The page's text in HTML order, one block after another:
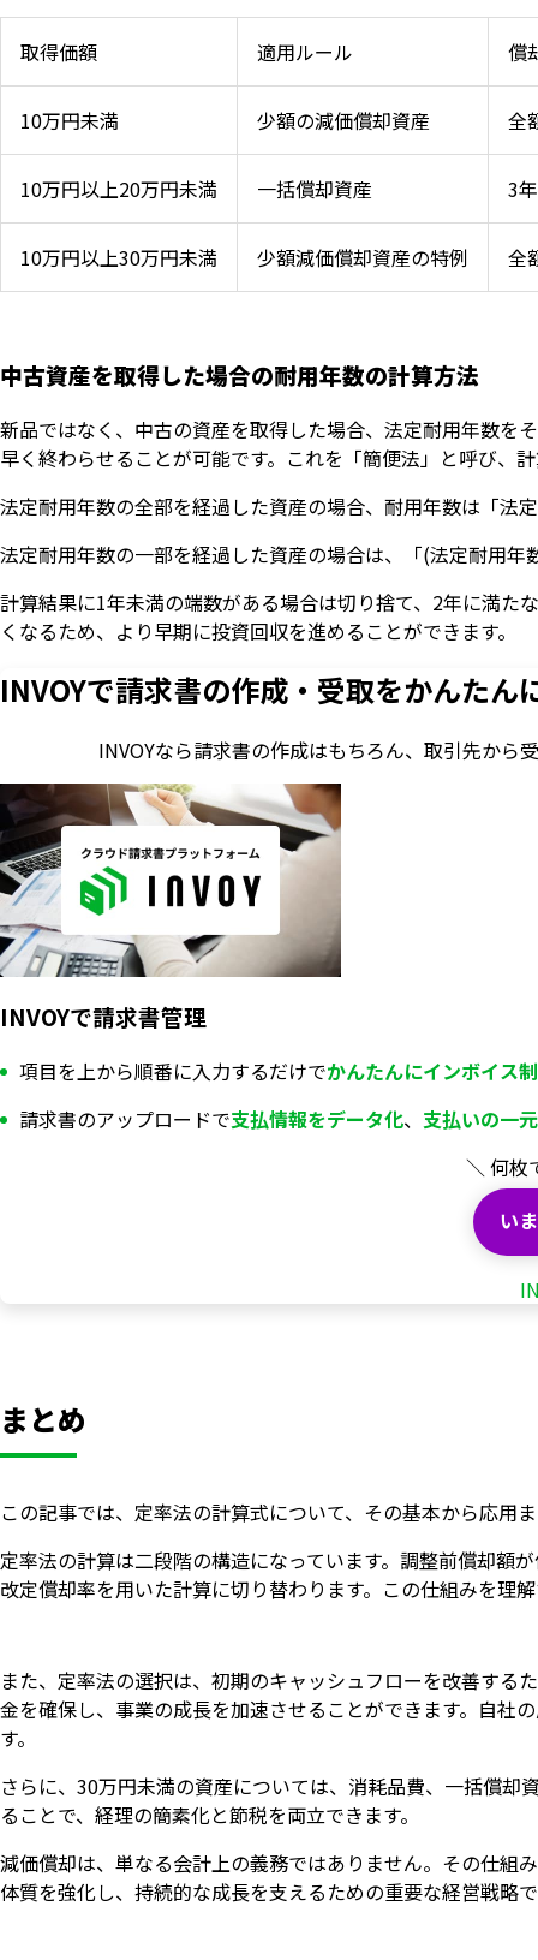
取得価額 適用ルール 償
10万円未満 少額の減価償却資産 全
10万円以上20万円未満 一括償却資産 3
10万円以上30万円未満 少額減価償却資産の特例 全
中古資産を取得した場合の耐用年数の計算方法
新品ではなく、中古の資産を取得した場合、法定耐用年数を
早く終わらせることが可能です。これを「簡便法」と呼び、
法定耐用年数の全部を経過した資産の場合、耐用年数は「法
法定耐用年数の一部を経過した資産の場合は、「(法定耐用
計算結果に1年未満の端数がある場合は切り捨て、2年に満た
くなるため、より早期に投資回収を進めることができます。
INVOYで請求書の作成・ 受取をかんたん
INVOYなら請求書の作成はもちろん、 取引先から
INVOYで請求書管理
項目を上から順番に入力するだけでかんたんにインボイス
請求書のアップロードで支払情報をデータ化、 支払いの一
＼ 何枚
い
まとめ
この記事では、定率法の計算式について、その基本から応用
定率法の計算は二段階の構造になっています。調整前償却額
改定償却率を用いた計算に切り替わります。この仕組みを理
また、定率法の選択は、初期のキャッシュフローを改善する
金を確保し、事業の成長を加速させることができます。自社
す。
さらに、30万円未満の資産については、消耗品費、一括償
ることで、経理の簡素化と節税を両立できます。
減価償却は、単なる会計上の義務ではありません。その仕組
体質を強化し、持続的な成長を支えるための重要な経営戦略